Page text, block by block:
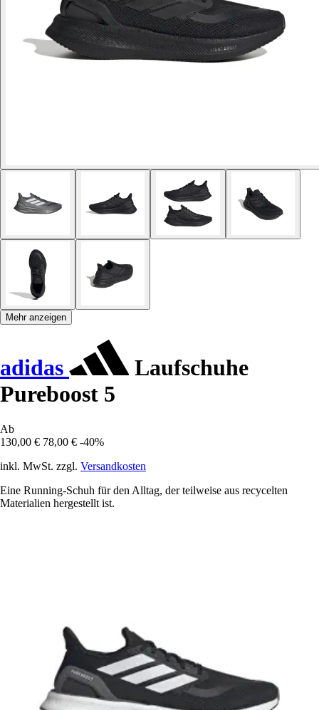
Mehr anzeigen
adidas
Laufschuhe
Pureboost 5
Ab
130,00 € 78,00 € -40%
inkl. MwSt. zzgl. Versandkosten
Eine Running-Schuh für den Alltag, der teilweise aus recycelten
Materialien hergestellt ist.